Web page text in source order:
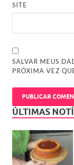
SITE
SALVAR MEUS
PRÓXIMA VEZ
ÚLTIMAS